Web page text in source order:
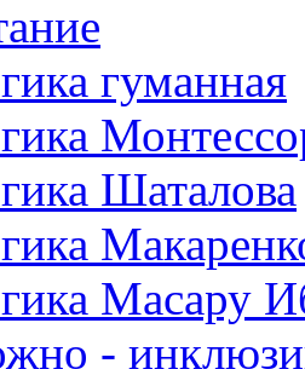
гуманная
Шаталова
Масару
-